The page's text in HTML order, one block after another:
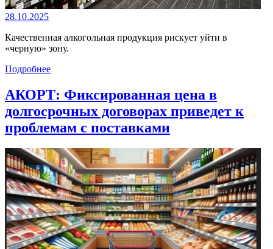
28.10.2025
Качественная алкогольная продукция рискует уйти в
«черную» зону.
Подробнее
АКОРТ: Фиксированная цена в
долгосрочных договорах приведет к
проблемам с поставками